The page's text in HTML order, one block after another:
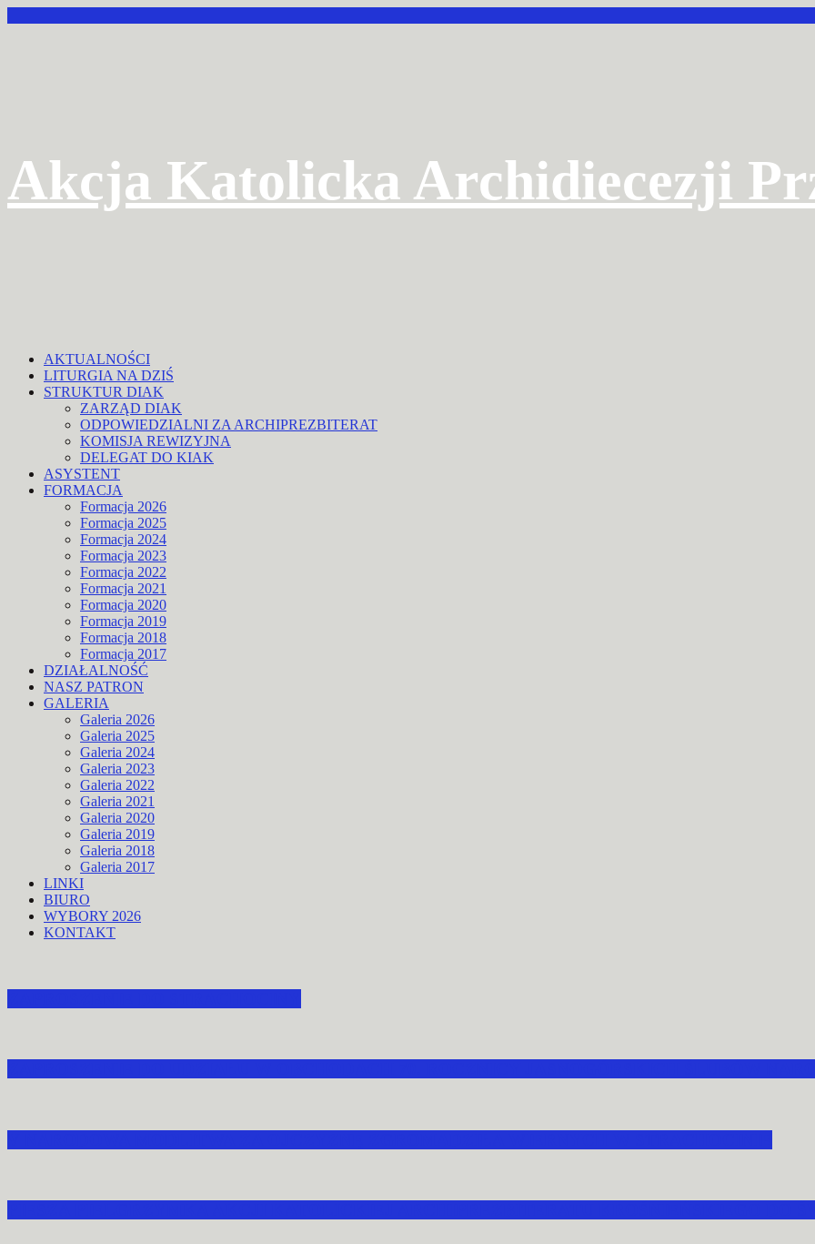
Akcja Katolicka Archidiecezji
AKTUALNOŚCI
LITURGIA NA DZIŚ
STRUKTUR DIAK
ZARZĄD DIAK
ODPOWIEDZIALNI ZA ARCHIPREZBITERAT
KOMISJA REWIZYJNA
DELEGAT DO KIAK
ASYSTENT
FORMACJA
Formacja 2026
Formacja 2025
Formacja 2024
Formacja 2023
Formacja 2022
Formacja 2021
Formacja 2020
Formacja 2019
Formacja 2018
Formacja 2017
DZIAŁALNOŚĆ
NASZ PATRON
GALERIA
Galeria 2026
Galeria 2025
Galeria 2024
Galeria 2023
Galeria 2022
Galeria 2021
Galeria 2020
Galeria 2019
Galeria 2018
Galeria 2017
LINKI
BIURO
WYBORY 2026
KONTAKT